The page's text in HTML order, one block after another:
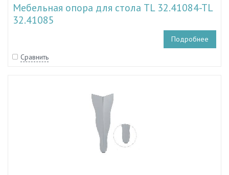
Мебельная опора для стола TL 32.41084-TL
32.41085
Подробнее
Сравнить